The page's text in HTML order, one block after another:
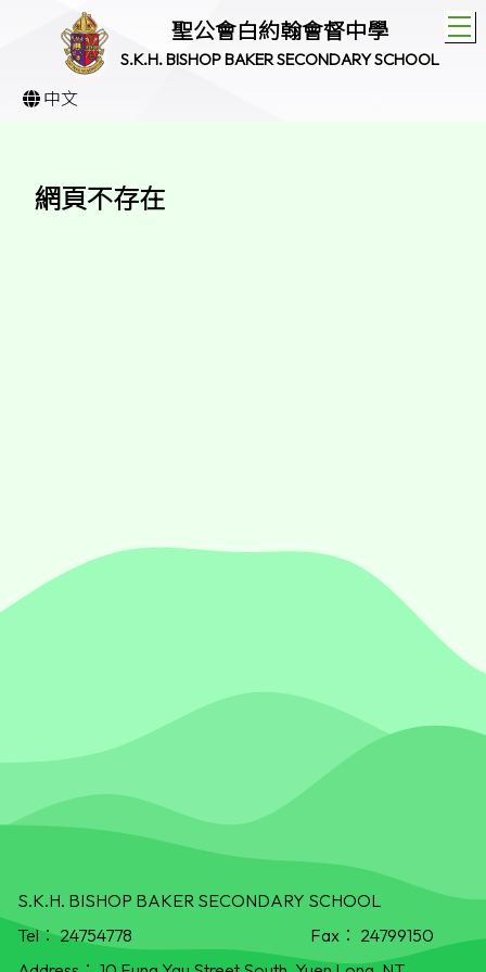
聖公會白約翰會督中學
S.K.H. BISHOP BAKER SECONDARY SCHOOL
中文
網頁不存在
S.K.H. BISHOP BAKER SECONDARY SCHOOL
Tel：24754778 Fax： 24799150